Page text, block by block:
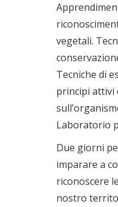
vegetali.
Tecniche di
principi attivi
Laboratorio
Due giorni
imparare a
riconoscere
nostro